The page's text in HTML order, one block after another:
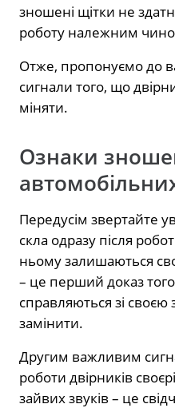
зношені щітки не
роботу належним
Отже, пропонуємо до
сигнали того, що
міняти.
Ознаки
Передусім звертайте
скла одразу після
ньому залишаються
– це перший доказ
справляються зі
замінити.
Другим важливим
роботи двірників
зайвих звуків – це